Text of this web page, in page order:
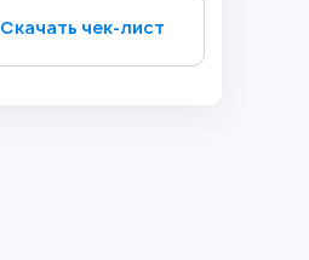
Скачать чек-лист